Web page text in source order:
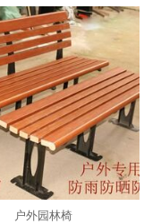
户外园林椅